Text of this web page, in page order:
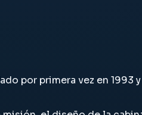
por primera vez en 1993